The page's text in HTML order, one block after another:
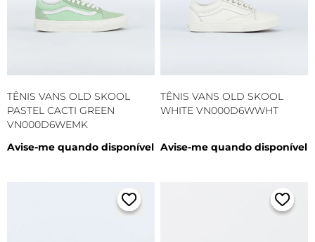
TÊNIS VANS OLD SKOOL
PASTEL CACTI GREEN
VN000D6WEMK
Avise-me quando disponível
TÊNIS VANS OLD SKOOL
WHITE VN000D6WWHT
Avise-me quando disponível